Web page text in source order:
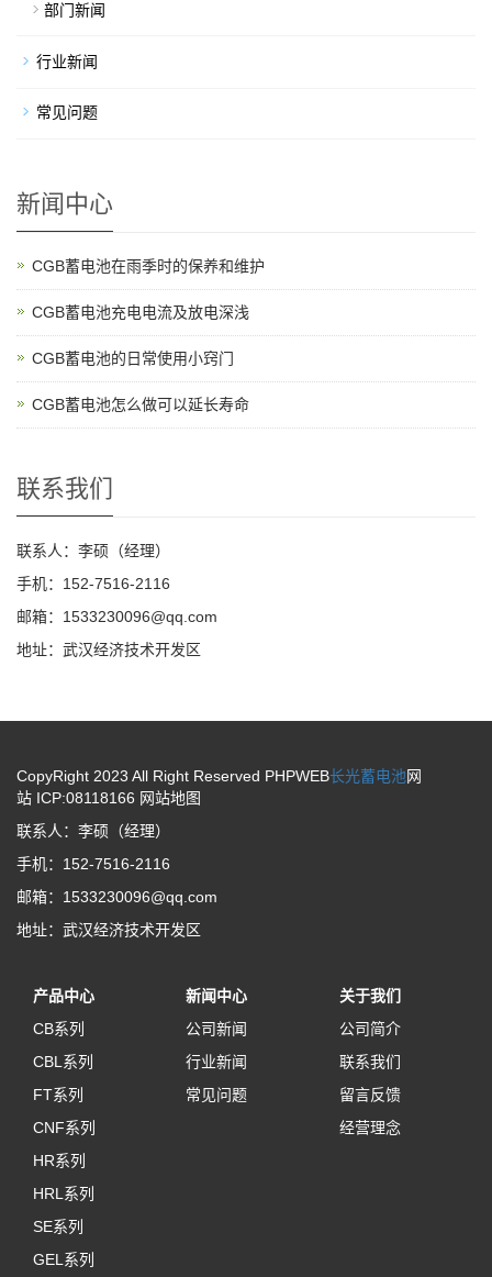
部门新闻
行业新闻
常见问题
新闻中心
CGB蓄电池在雨季时的保养和维护
CGB蓄电池充电电流及放电深浅
CGB蓄电池的日常使用小窍门
CGB蓄电池怎么做可以延长寿命
联系我们
联系人：李硕（经理）
手机：152-7516-2116
邮箱：1533230096@qq.com
地址：武汉经济技术开发区
CopyRight 2023 All Right Reserved PHPWEB长光蓄电池网
站 ICP:08118166 网站地图
联系人：李硕（经理）
手机：152-7516-2116
邮箱：1533230096@qq.com
地址：武汉经济技术开发区
产品中心
CB系列
CBL系列
FT系列
CNF系列
HR系列
HRL系列
SE系列
GEL系列
新闻中心
公司新闻
行业新闻
常见问题
关于我们
公司简介
联系我们
留言反馈
经营理念